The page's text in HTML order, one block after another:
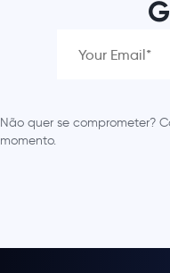
Não quer se comprometer?
momento.